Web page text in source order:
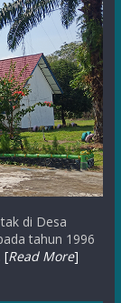
di Desa
tahun 1996
[Read More]